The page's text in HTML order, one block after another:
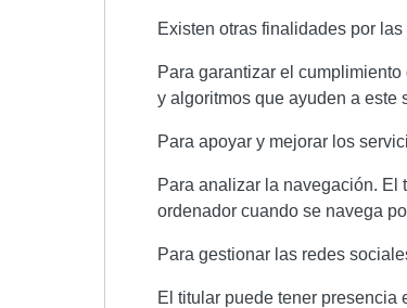
Existen otras finalidades por
Para garantizar el
y algoritmos que ayuden a este
Para apoyar y mejorar los
Para analizar la navegación. El
ordenador cuando se navega
Para gestionar las redes
El titular puede tener